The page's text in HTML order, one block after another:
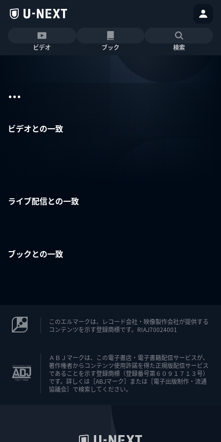
ビデオ ブック 検索
...
ビデオとの一致
ライブ配信との一致
ブックとの一致
このエルマークは、レコード会社・映像製作会社が提供する
コンテンツを示す登録商標です。RIAJ70024001
ＡＢＪマークは、この電子書店・電子書籍配信サービスが、
著作権者からコンテンツ使用許諾を得た正規版配信サービス
であることを示す登録商標（登録番号第６０９１７１３号）
です。詳しくは［ABJマーク］または［電子出版制作・流通
協議会］で検索してください。